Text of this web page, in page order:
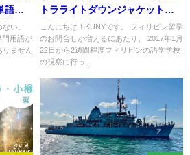
語ク
い」
門用語が
ません
トラライトダウンジャケットが
便利
こんにちは！KUNYです。 フィリピン留学
のお問合せが増えるにあたり、 2017年1月
22日から2週間程度フィリピンの語学学校
の視察に行っ...